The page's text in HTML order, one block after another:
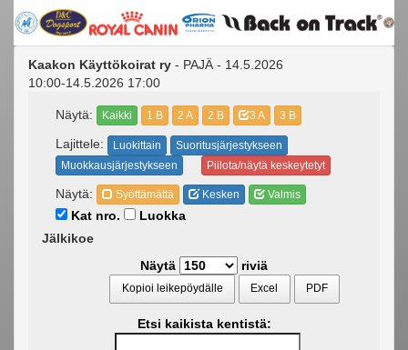
Kaakon Käyttökoirat ry - PAJÄ - 14.5.2026
10:00-14.5.2026 17:00
Näytä: Kaikki 1 B 2 A 2 B 3 A 3 B
Lajittele: Luokittain
Suoritusjärjestykseen
Muokkausjärjestykseen
Piilota/näytä keskeytetyt
Näytä: Syöttämättä Kesken Valmis
Kat nro.
Luokka
Jälkikoe
Näytä
riviä
Kopioi leikepöydälle Excel PDF
Etsi kaikista kentistä: